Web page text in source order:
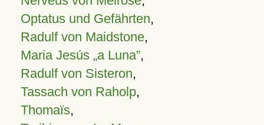
Optatus und Gefährten,
Radulf von Maidstone,
Maria Jesús „a Luna”,
Radulf von Sisteron,
Tassach von Raholp,
Thomaïs,